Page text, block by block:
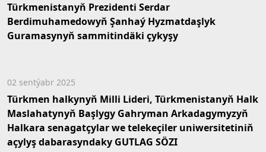
Türkmenistanyň Prezidenti Serdar
Berdimuhamedowyň Şanhaý Hyzmatdaşlyk
Guramasynyň sammitindäki çykyşy
02 sentýabr 2025
Türkmen halkynyň Milli Lideri, Türkmenistanyň Halk
Maslahatynyň Başlygy Gahryman Arkadagymyzyň
Halkara senagatçylar we telekeçiler uniwersitetiniň
açylyş dabarasyndaky GUTLAG SÖZI